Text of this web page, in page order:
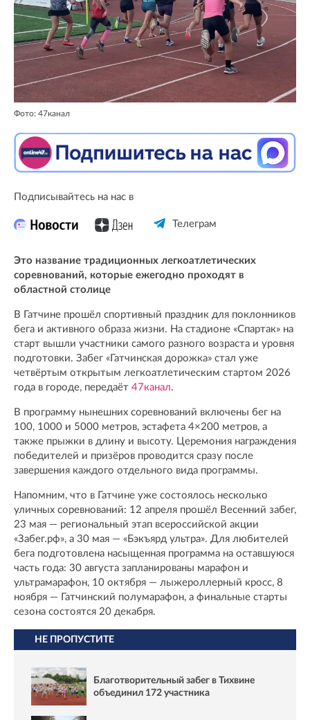
Фото: 47канал
Подписывайтесь на нас в
Телеграм
Это название традиционных легкоатлетических
соревнований, которые ежегодно проходят в
областной столице
В Гатчине прошёл спортивный праздник для поклонников
бега и активного образа жизни. На стадионе «Спартак» на
старт вышли участники самого разного возраста и уровня
подготовки. Забег «Гатчинская дорожка» стал уже
четвёртым открытым легкоатлетическим стартом 2026
года в городе, передаёт 47канал.
В программу нынешних соревнований включены бег на
100, 1000 и 5000 метров, эстафета 4×200 метров, а
также прыжки в длину и высоту. Церемония награждения
победителей и призёров проводится сразу после
завершения каждого отдельного вида программы.
Напомним, что в Гатчине уже состоялось несколько
уличных соревнований: 12 апреля прошёл Весенний забег,
23 мая — региональный этап всероссийской акции
«Забег.рф», а 30 мая — «Бэкъярд ультра». Для любителей
бега подготовлена насыщенная программа на оставшуюся
часть года: 30 августа запланированы марафон и
ультрамарафон, 10 октября — лыжероллерный кросс, 8
ноября — Гатчинский полумарафон, а финальные старты
сезона состоятся 20 декабря.
НЕ ПРОПУСТИТЕ
Благотворительный забег в Тихвине
объединил 172 участника